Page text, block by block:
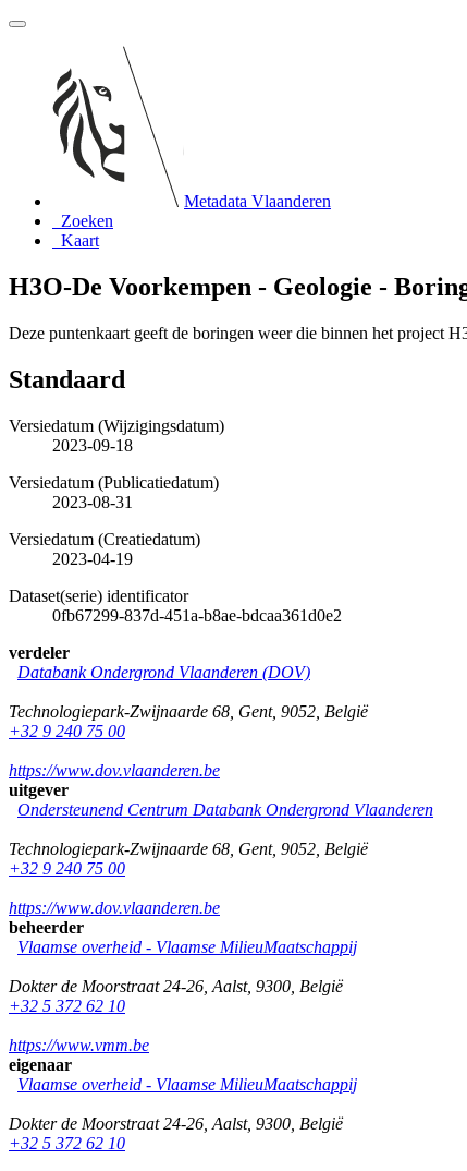
Metadata Vlaanderen
Zoeken
Kaart
H3O-De Voorkempen - Geologie -
Deze puntenkaart geeft de boringen weer die binnen het project
Standaard
Versiedatum (Wijzigingsdatum)
2023-09-18
Versiedatum (Publicatiedatum)
2023-08-31
Versiedatum (Creatiedatum)
2023-04-19
Dataset(serie) identificator
0fb67299-837d-451a-b8ae-bdcaa361d0e2
verdeler
Databank Ondergrond Vlaanderen (DOV)
Technologiepark-Zwijnaarde 68 Gent, 9052 België
+32 9 240 75 00
https://www.dov.vlaanderen.be
uitgever
Ondersteunend Centrum Databank Ondergrond Vlaanderen
Technologiepark-Zwijnaarde 68 Gent, 9052 België
+32 9 240 75 00
https://www.dov.vlaanderen.be
beheerder
Vlaamse overheid - Vlaamse MilieuMaatschappij
Dokter de Moorstraat 24-26 Aalst, 9300 België
+32 5 372 62 10
https://www.vmm.be
eigenaar
Vlaamse overheid - Vlaamse MilieuMaatschappij
Dokter de Moorstraat 24-26 Aalst, 9300 België
+32 5 372 62 10